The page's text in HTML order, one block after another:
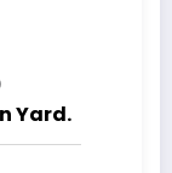
Yard.